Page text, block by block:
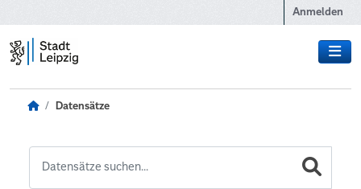
Anmelden
Datensätze